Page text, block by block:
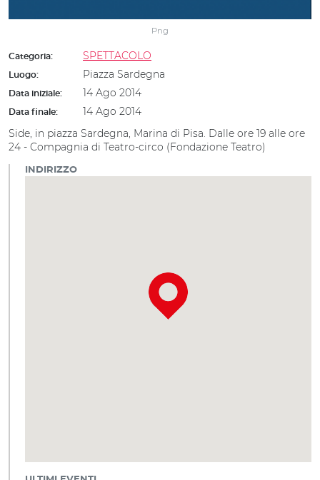
Png
Categoria: SPETTACOLO
Luogo: Piazza Sardegna
Data iniziale: 14 Ago 2014
Data finale:
14 Ago 2014
Side, in piazza Sardegna, Marina di Pisa. Dalle ore 19 alle ore
24 - Compagnia di Teatro-circo (Fondazione Teatro)
INDIRIZZO